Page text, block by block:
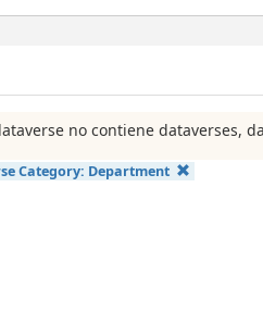
no contiene dataverses,
Category: Department